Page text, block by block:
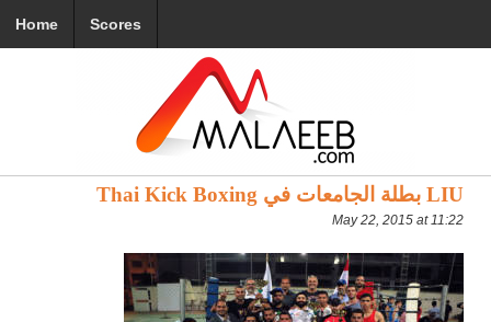
Home Scores
LIU بطلة الجامعات في Thai Kick Boxing
May 22, 2015 at 11:22